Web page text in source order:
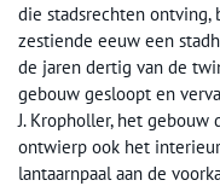
die stadsrechten ontving,
zestiende eeuw een
de jaren dertig van de
gebouw gesloopt en
J. Kropholler, het gebouw
ontwierp ook het
lantaarnpaal aan de